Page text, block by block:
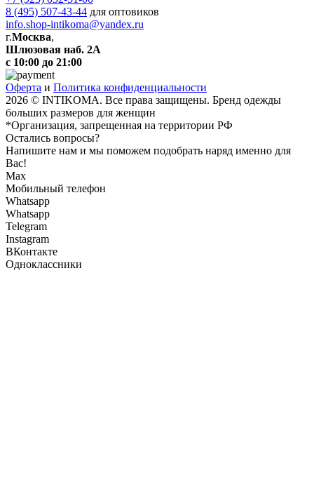
8 (495) 507-43-44 для оптовиков
info.shop-intikoma@yandex.ru
г.Москва,
Шлюзовая наб. 2А
с 10:00 до 21:00
Оферта и Политика конфиденциальности
2026 © INTIKOMA. Все права защищены. Бренд одежды
больших размеров для женщин
*Организация, запрещенная на территории РФ
Остались вопросы?
Напишите нам и мы поможем подобрать наряд именно для
Вас!
Max
Мобильный телефон
Whatsapp
Whatsapp
Telegram
Instagram
ВКонтакте
Одноклассники